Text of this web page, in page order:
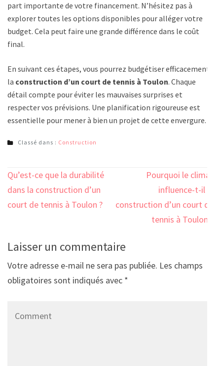
part importante de votre financement. N’hésitez pas à
explorer toutes les options disponibles pour alléger votre
budget. Cela peut faire une grande différence dans le coût
final.
En suivant ces étapes, vous pourrez budgétiser efficacement
la construction d’un court de tennis à Toulon. Chaque
détail compte pour éviter les mauvaises surprises et
respecter vos prévisions. Une planification rigoureuse est
essentielle pour mener à bien un projet de cette envergure.
Classé dans : Construction
Navigation
de
l’article
Qu’est-ce que la durabilité
dans la construction d’un
court de tennis à Toulon ?
Pourquoi le climat
influence-t-il la
construction d’un court de
tennis à Toulon ?
Laisser un commentaire
Votre adresse e-mail ne sera pas publiée. Les champs
obligatoires sont indiqués avec *